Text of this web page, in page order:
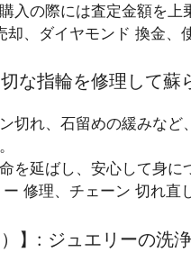
入の際には査定金額を上
却、ダイヤモンド 換金、
な指輪を修理して蘇
切れ、石留めの緩みな
を延ばし、安心して身に
修理、チェーン 切れ直
】: ジュエリーの洗